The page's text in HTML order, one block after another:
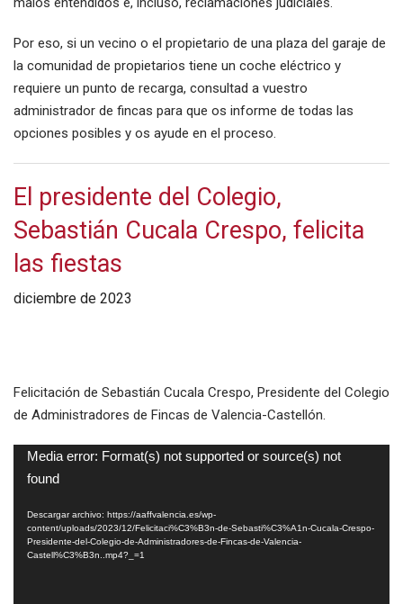
Por eso, si un vecino o el propietario de una plaza del garaje de
la comunidad de propietarios tiene un coche eléctrico y
requiere un punto de recarga, consultad a vuestro
administrador de fincas para que os informe de todas las
opciones posibles y os ayude en el proceso.
El presidente del Colegio,
Sebastián Cucala Crespo, felicita
las fiestas
diciembre de 2023
Felicitación de Sebastián Cucala Crespo, Presidente del Colegio
de Administradores de Fincas de Valencia-Castellón.
Reproductor
de
Media error: Format(s) not supported or source(s) not
found
Descargar archivo: https://aaffvalencia.es/wp-
content/uploads/2023/12/Felicitaci%C3%B3n-de-Sebasti%C3%A1n-Cucala-Crespo-
Presidente-del-Colegio-de-Administradores-de-Fincas-de-Valencia-
Castell%C3%B3n..mp4?_=1